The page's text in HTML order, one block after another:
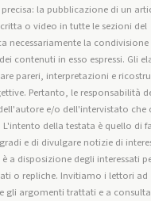
la pubblicazione di un
o video in tutte le sezioni del
necessariamente la condivisione
contenuti in esso espressi. Gli
pareri, interpretazioni e
Pertanto, le responsabilità
e/o dell'intervistato che
della testata è quello di
e di divulgare notizie di
a disposizione degli interessati
o repliche. Invitiamo i lettori ad
gli argomenti trattati e a